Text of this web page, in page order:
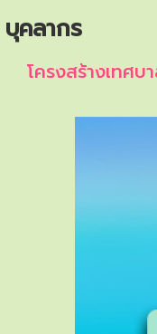
บุคลากร
โครงสร้างเทศบ